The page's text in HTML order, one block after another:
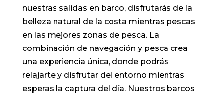
nuestras salidas en barco, disfrutarás de la
belleza natural de la costa mientras pescas
en las mejores zonas de pesca. La
combinación de navegación y pesca crea
una experiencia única, donde podrás
relajarte y disfrutar del entorno mientras
esperas la captura del día. Nuestros barcos